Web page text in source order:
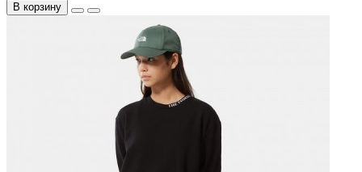
В корзину